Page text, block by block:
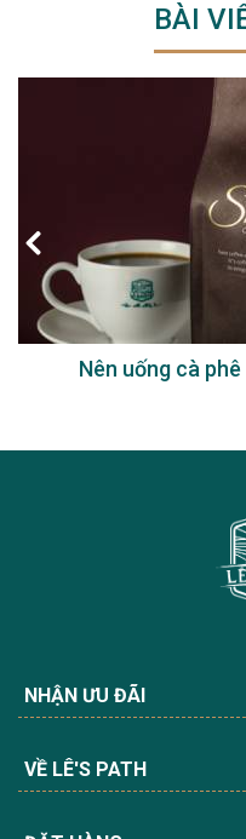
BÀI
Nên uống cà
NHẬN ƯU ĐÃI
VỀ LÊ'S PATH